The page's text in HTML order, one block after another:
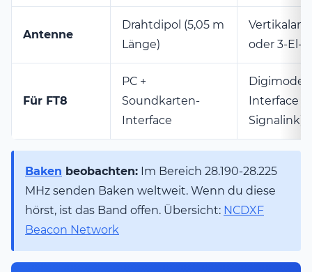
Antenne
Drahtdipol (5,05 m
Länge)
oder 3-El-
Für FT8
PC +
Soundkarten-
Interface
Digimode-
Interface
Signalink)
Baken beobachten: Im Bereich 28.190-28.225
MHz senden Baken weltweit. Wenn du diese
hörst, ist das Band offen. Übersicht: NCDXF
Beacon Network